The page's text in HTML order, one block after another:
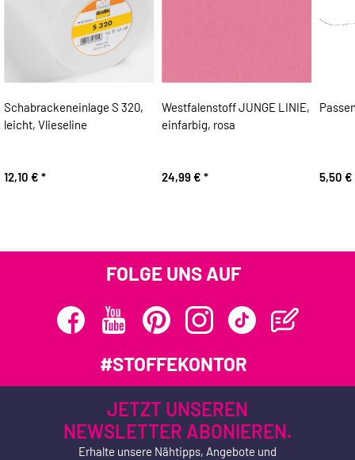
Schabrackeneinlage S 320,
leicht, Vlieseline
12,10 € *
Westfalenstoff JUNGE LINIE,
einfarbig, rosa
24,99 € * 5,50 €
FOLGE UNS AUF
#STOFFEKONTOR
JETZT UNSEREN
NEWSLETTER ABONIEREN.
Erhalte unsere Nähtipps, Angebote und